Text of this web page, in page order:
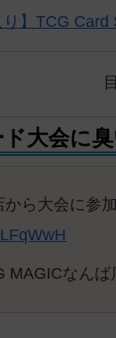
り】TCG
大会に
ら大会に参
MAGICなん